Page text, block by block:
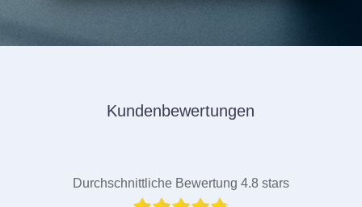
Kundenbewertungen
Durchschnittliche Bewertung 4.8 stars